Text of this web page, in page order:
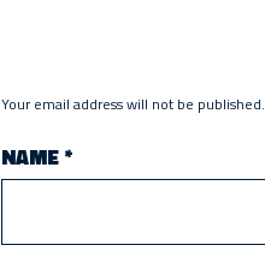
Your email address will not be published.
NAME*